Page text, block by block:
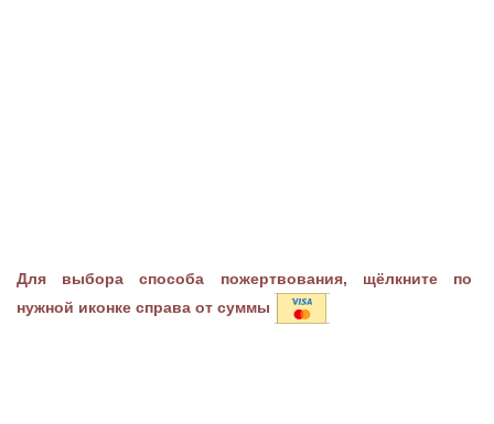
Для выбора способа пожертвования, щёлкните по
нужной иконке справа от суммы